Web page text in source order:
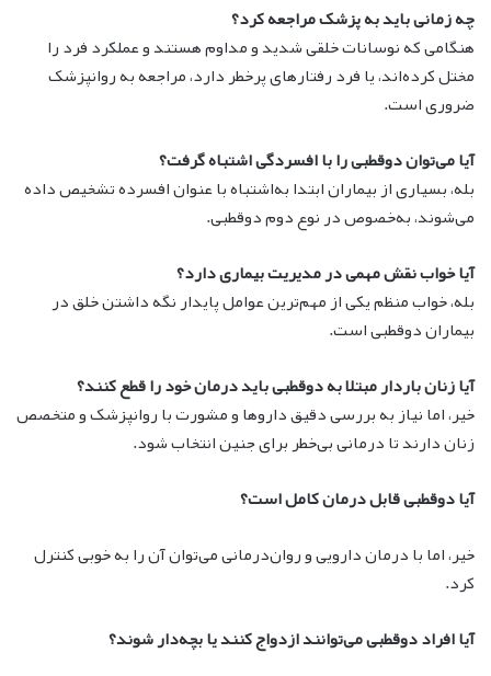
چه زمانی باید به پزشک مراجعه کرد؟
هنگامی که نوسانات خلقی شدید و مداوم هستند و عملکرد فرد را
مختل کرده‌اند، یا فرد رفتارهای پرخطر دارد، مراجعه به روانپزشک
ضروری است.
آیا می‌توان دوقطبی را با افسردگی اشتباه گرفت؟
بله، بسیاری از بیماران ابتدا به‌اشتباه با عنوان افسرده تشخیص داده
می‌شوند، به‌خصوص در نوع دوم دوقطبی.
آیا خواب نقش مهمی در مدیریت بیماری دارد؟
بله، خواب منظم یکی از مهم‌ترین عوامل پایدار نگه داشتن خلق در
بیماران دوقطبی است.
آیا زنان باردار مبتلا به دوقطبی باید درمان خود را قطع کنند؟
خیر، اما نیاز به بررسی دقیق داروها و مشورت با روانپزشک و متخصص
زنان دارند تا درمانی بی‌خطر برای جنین انتخاب شود.
آیا دوقطبی قابل درمان کامل است؟
خیر، اما با درمان دارویی و روان‌درمانی می‌توان آن را به خوبی کنترل
کرد.
آیا افراد دوقطبی می‌توانند ازدواج کنند یا بچه‌دار شوند؟